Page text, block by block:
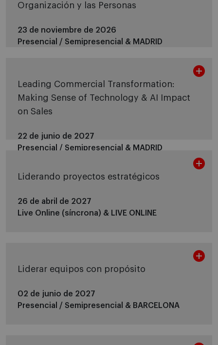
Organización y las Personas
23 de noviembre de 2026
Presencial / Semipresencial & MADRID
Leading Commercial Transformation:
Making Sense of Technology & AI Impact
on Sales
22 de junio de 2027
Presencial / Semipresencial & MADRID
Liderando proyectos estratégicos
26 de abril de 2027
Live Online (síncrona) & LIVE ONLINE
Liderar equipos con propósito
02 de junio de 2027
Presencial / Semipresencial & BARCELONA